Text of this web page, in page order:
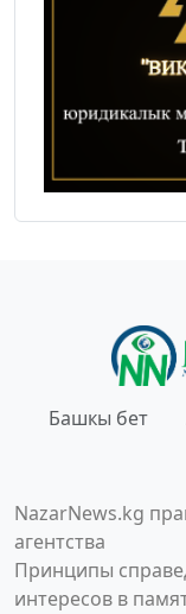
Башкы бет
NazarNews.kg
агентства
Принципы
интересов в